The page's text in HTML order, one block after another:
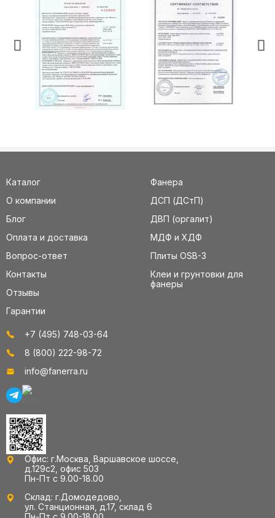
Каталог
О компании
Блог
Оплата и доставка
Вопрос-ответ
Контакты
Отзывы
Гарантии
Фанера
ДСП (ДСтП)
ДВП (оргалит)
МДФ и ХДФ
Плиты OSB-3
Клеи и грунтовки для
фанеры
+7 (495) 748-03-64
8 (800) 222-98-72
info@fanerra.ru
Офис: г.Москва, Варшавское шоссе,
д.129с2, офис 503
Пн-Пт с 9.00-18.00
Склад: г.Домодедово,
ул. Станционная, д.17, склад 6